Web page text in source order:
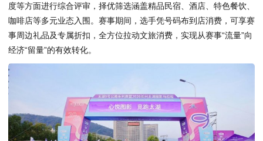
度等方面进行综合评审，择优筛选涵盖精品民宿、酒店、特色餐饮、
咖啡店等多元业态入围。赛事期间，选手凭号码布到店消费，可享赛
事周边礼品及专属折扣，全方位拉动文旅消费，实现从赛事“流量”向
经济“留量”的有效转化。